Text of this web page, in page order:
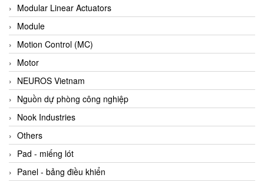
BCS ITALY
BEA SENSORS
Beacon Extender
Beckhoff
Bedook
Bei Sensor
Beijer
Beinlich-pumps
Beka
BEKO
Modular Linear Actuators
Module
Motion Control (MC)
Motor
NEUROS Vietnam
Nguồn dự phòng công nghiệp
Nook Industries
Others
Pad - miếng lót
Panel - bảng điều khiển